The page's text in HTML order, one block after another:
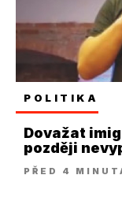
POLITIKA
Dovažat
později
PŘED 4